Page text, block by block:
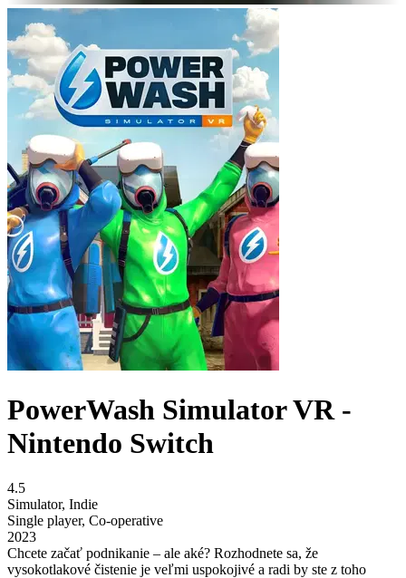
PowerWash Simulator VR -
Nintendo Switch
4.5
Simulator, Indie
Single player, Co-operative
2023
Chcete začať podnikanie – ale aké? Rozhodnete sa, že
vysokotlakové čistenie je veľmi uspokojivé a radi by ste z toho